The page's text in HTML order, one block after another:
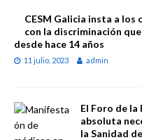
CESM Galicia insta a
con la discriminación
desde hace 14 años
11 julio, 2023 admin
El Foro de
absoluta
la Sanidad